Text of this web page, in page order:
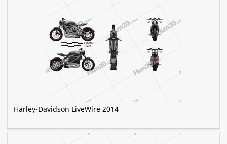
Harley-Davidson LiveWire 2014